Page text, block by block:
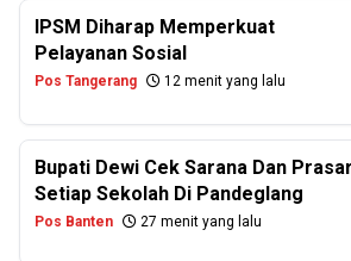
IPSM Diharap Memperkuat
Pelayanan Sosial
Pos Tangerang 12 menit yang lalu
Bupati Dewi Cek Sarana Dan
Setiap Sekolah Di Pandeglang
Pos Banten 27 menit yang lalu